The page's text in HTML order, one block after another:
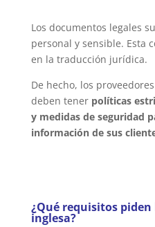
Los documentos legales
personal y sensible. Esta
en la traducción jurídica.
De hecho, los
deben tener políticas
y medidas de seguridad
información de sus
¿Qué requisitos piden
inglesa?